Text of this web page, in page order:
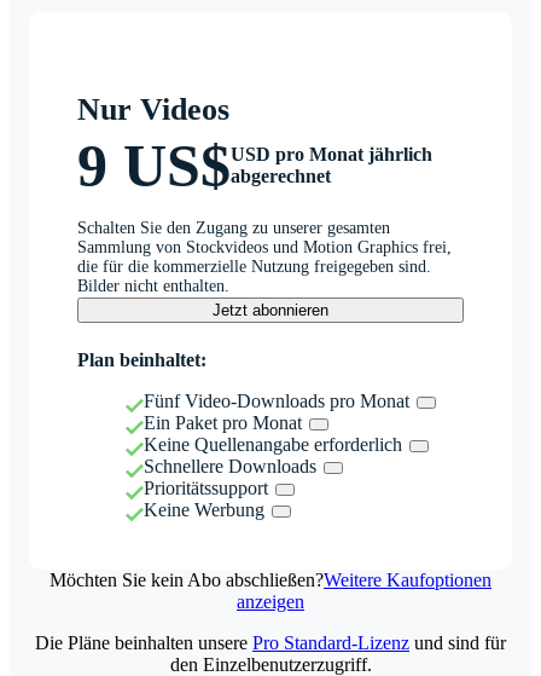
Nur Videos
9 US$USD pro Monat jährlich
abgerechnet
Schalten Sie den Zugang zu unserer gesamten
Sammlung von Stockvideos und Motion Graphics frei,
die für die kommerzielle Nutzung freigegeben sind.
Bilder nicht enthalten.
Jetzt abonnieren
Plan beinhaltet:
Fünf Video-Downloads pro Monat
Ein Paket pro Monat
Keine Quellenangabe erforderlich
Schnellere Downloads
Prioritätssupport
Keine Werbung
Möchten Sie kein Abo abschließen?Weitere Kaufoptionen
anzeigen
Die Pläne beinhalten unsere Pro Standard-Lizenz und sind für
den Einzelbenutzerzugriff.